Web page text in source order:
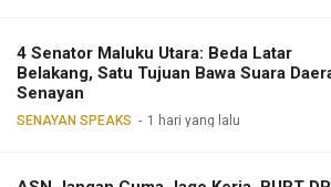
4 Senator Maluku Utara: Beda Latar
Belakang, Satu Tujuan Bawa Suara
Senayan
SENAYAN SPEAKS 1 hari yang lalu